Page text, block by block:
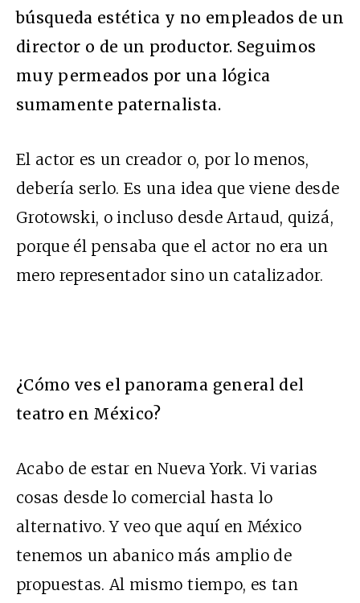
búsqueda estética y no empleados de un
director o de un productor. Seguimos
muy permeados por una lógica
sumamente paternalista.
El actor es un creador o, por lo menos,
debería serlo. Es una idea que viene desde
Grotowski, o incluso desde Artaud, quizá,
porque él pensaba que el actor no era un
mero representador sino un catalizador.
¿Cómo ves el panorama general del
teatro en México?
Acabo de estar en Nueva York. Vi varias
cosas desde lo comercial hasta lo
alternativo. Y veo que aquí en México
tenemos un abanico más amplio de
propuestas. Al mismo tiempo, es tan